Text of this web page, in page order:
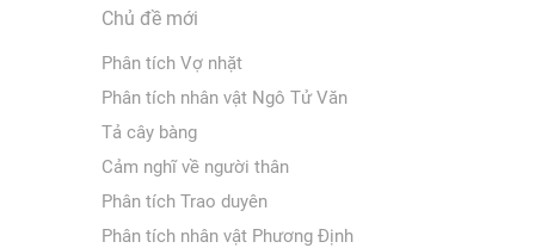
Chủ đề mới
Phân tích Vợ nhặt
Phân tích nhân vật Ngô Tử Văn
Tả cây bàng
Cảm nghĩ về người thân
Phân tích Trao duyên
Phân tích nhân vật Phương Định